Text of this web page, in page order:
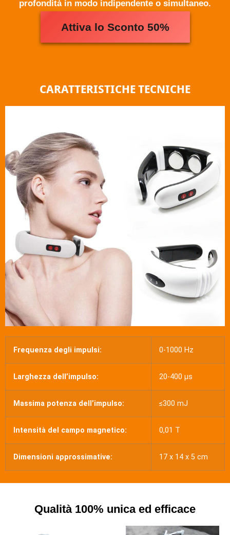
profondità in modo indipendente o simultaneo.
Attiva lo Sconto 50%
CARATTERISTICHE TECNICHE
Frequenza degli impulsi: 0-1000 Hz
Larghezza dell’impulso: 20-400 µs
Massima potenza dell’impulso: ≤300 mJ
Intensità del campo magnetico: 0,01 T
Dimensioni approssimative: 17 x 14 x 5 cm
Qualità 100% unica ed efficace